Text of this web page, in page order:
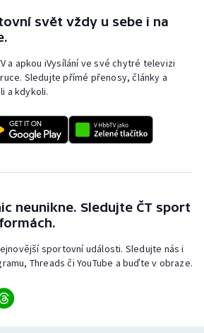
svět vždy u sebe i na
a apkou iVysílání ve své chytré televizi
Sledujte přímé přenosy, články a
a kdykoli.
neunikne. Sledujte ČT sport
sportovní události. Sledujte nás i
Threads či YouTube a buďte v obraze.